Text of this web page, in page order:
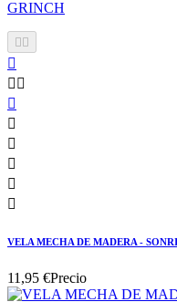
 

 






VELA MECHA DE MADERA -
11,95 €Precio